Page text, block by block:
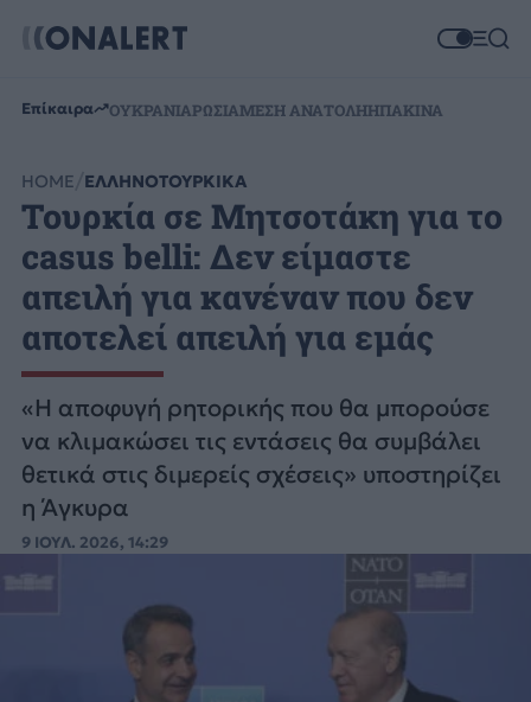
Επίκαιρα ΟΥΚΡΑΝΙΑΡΩΣΙΑΜΕΣΗ ΑΝΑΤΟΛΗΗΠΑΚΙΝΑ
HOME ΕΛΛΗΝΟΤΟΥΡΚΙΚΑ
Τουρκία σε Μητσοτάκη για το
casus belli: Δεν είμαστε
απειλή για κανέναν που δεν
αποτελεί απειλή για εμάς
«Η αποφυγή ρητορικής που θα μπορούσε
να κλιμακώσει τις εντάσεις θα συμβάλει
θετικά στις διμερείς σχέσεις» υποστηρίζει
η Άγκυρα
9 ΙΟΥΛ. 2026, 14:29